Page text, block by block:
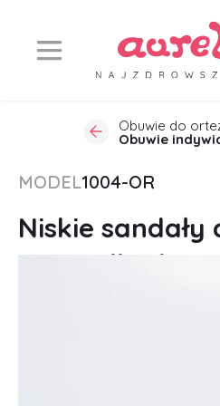
Obuwie do
Obuwie
MODEL1004-OR
Niskie
rzepy dla dzieci